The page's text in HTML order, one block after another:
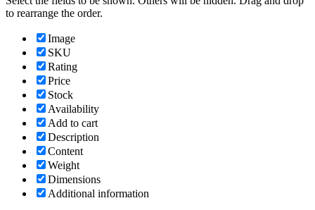
to rearrange the order.
Image
SKU
Rating
Price
Stock
Availability
Add to cart
Description
Content
Weight
Dimensions
Additional information